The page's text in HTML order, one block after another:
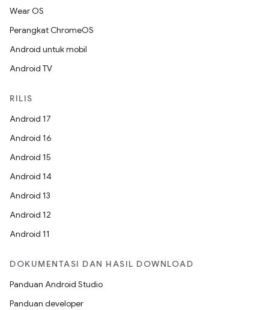
Wear OS
Perangkat ChromeOS
Android untuk mobil
Android TV
RILIS
Android 17
Android 16
Android 15
Android 14
Android 13
Android 12
Android 11
DOKUMENTASI DAN HASIL DOWNLOAD
Panduan Android Studio
Panduan developer